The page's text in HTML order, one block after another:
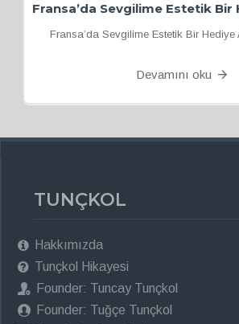
Fransa’da Sevgilime Estetik Bir Hediye
Devamını oku
TUNÇKOL
Hakkımızda
Tunçkol Hikayesi
Founder: Tuncay Tunçkol
Founder: Tuğçe Tunçkol